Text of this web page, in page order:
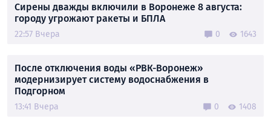
Сирены дважды включили в Воронеже 8 августа:
городу угрожают ракеты и БПЛА
22:57 Вчера 0 1643
После отключения воды «РВК-Воронеж»
модернизирует систему водоснабжения в
Подгорном
13:41 Вчера 0 1408